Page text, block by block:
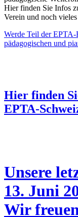
Hier finden Sie Infos
Verein und noch vieles
Werde Teil der
pädagogischen und
Hier finden
EPTA-
Unsere
13. Juni
Wir